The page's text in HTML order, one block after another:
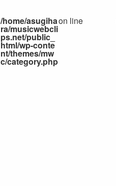
/home/asugiha
ra/musicwebcli
ps.net/public_
html/wp-conte
nt/themes/mw
c/category.php
on line